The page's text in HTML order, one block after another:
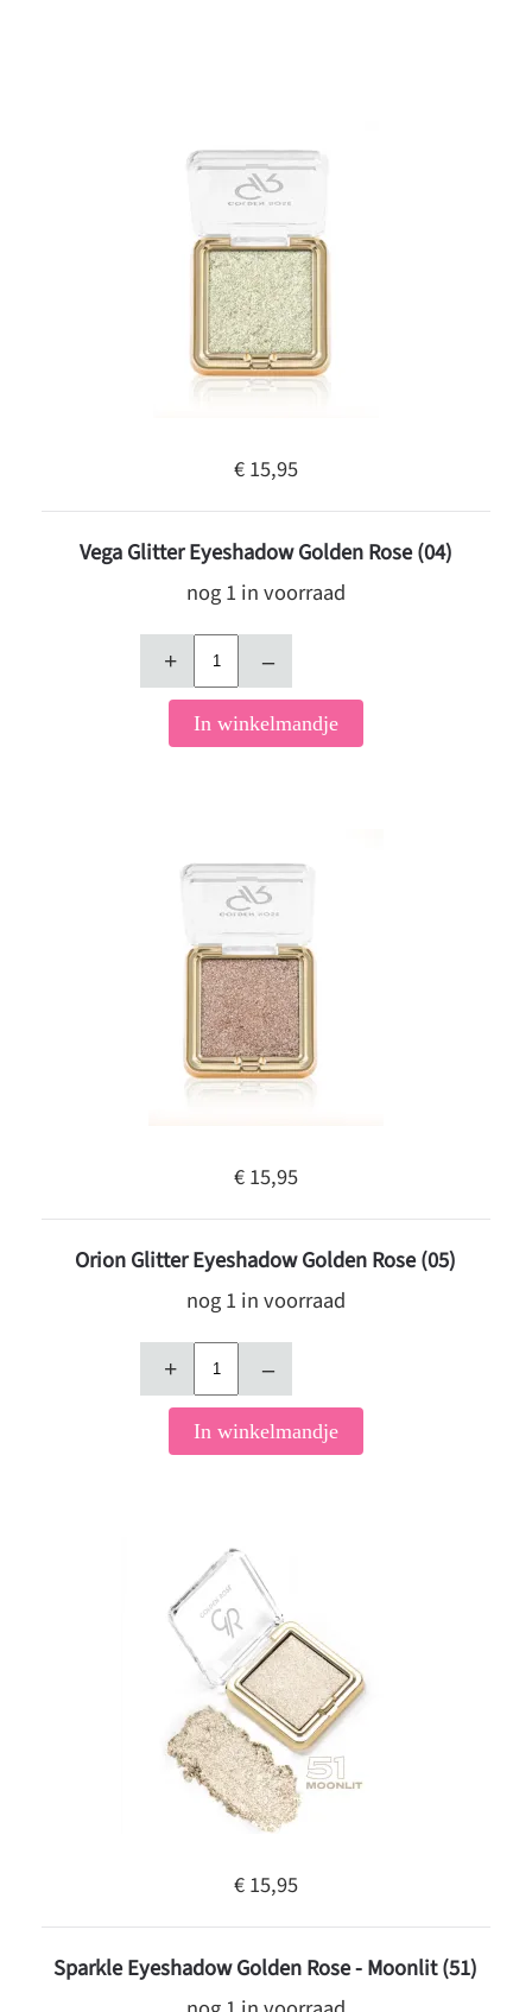
€ 15,95
Vega Glitter Eyeshadow Golden Rose (04)
nog 1 in voorraad
+ –
In winkelmandje
€ 15,95
Orion Glitter Eyeshadow Golden Rose (05)
nog 1 in voorraad
+ –
In winkelmandje
€ 15,95
Sparkle Eyeshadow Golden Rose - Moonlit (51)